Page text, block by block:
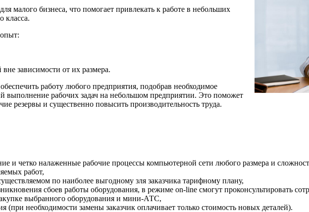
малого бизнеса, что помогает привлекать к работе в небольших
класса.
зависимости от их размера.
работу любого предприятия, подобрав необходимое
выполнение рабочих задач на небольшом предприятии. Это поможет
резервы и существенно повысить производительность труда.
и четко налаженные рабочие процессы компьютерной сети любого размера и
работ,
по наиболее выгодному зля заказчика тарифному плану,
сбоев работы оборудования, в режиме on-line смогут проконсультировать
выбранного оборудования и мини-АТС,
(при необходимости замены заказчик оплачивает только стоимость новых деталей).